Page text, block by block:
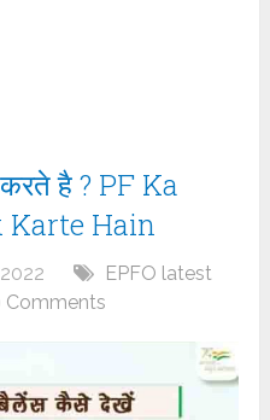
है ? PF Ka
Karte Hain
EPFO latest
Comments